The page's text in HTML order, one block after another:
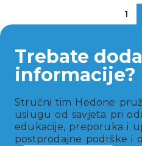
1
Trebate
informacije?
Stručni tim Hedone
uslugu od savjeta pri
edukacije, preporuka i
postprodajne podrške i